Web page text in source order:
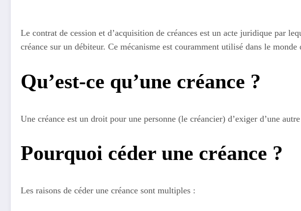
Le contrat de cession et d’acquisition de créances est un acte juridique par
créance sur un débiteur. Ce mécanisme est couramment utilisé dans le
Qu’est-ce qu’une créance ?
Une créance est un droit pour une personne (le créancier) d’exiger d’une
Pourquoi céder une créance ?
Les raisons de céder une créance sont multiples :